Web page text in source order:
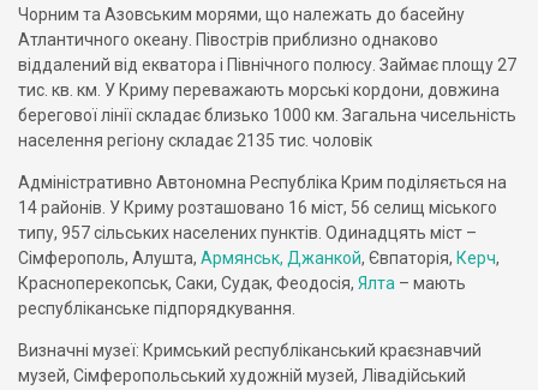
Чорним та Азовським морями, що належать до басейну
Атлантичного океану. Півострів приблизно однаково
віддалений від екватора і Північного полюсу. Займає площу 27
тис. кв. км. У Криму переважають морські кордони, довжина
берегової лінії складає близько 1000 км. Загальна чисельність
населення регіону складає 2135 тис. чоловік
Адміністративно Автономна Республіка Крим поділяється на
14 районів. У Криму розташовано 16 міст, 56 селищ міського
типу, 957 сільських населених пунктів. Одинадцять міст –
Сімферополь, Алушта, Армянськ, Джанкой, Євпаторія, Керч,
Красноперекопськ, Саки, Судак, Феодосія, Ялта – мають
республіканське підпорядкування.
Визначні музеї: Кримський республіканський краєзнавчий
музей, Сімферопольський художній музей, Лівадійський